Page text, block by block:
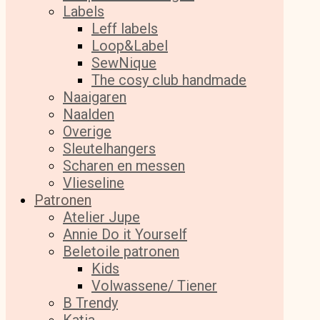
Labels
Leff labels
Loop&Label
SewNique
The cosy club handmade
Naaigaren
Naalden
Overige
Sleutelhangers
Scharen en messen
Vlieseline
Patronen
Atelier Jupe
Annie Do it Yourself
Beletoile patronen
Kids
Volwassene/ Tiener
B Trendy